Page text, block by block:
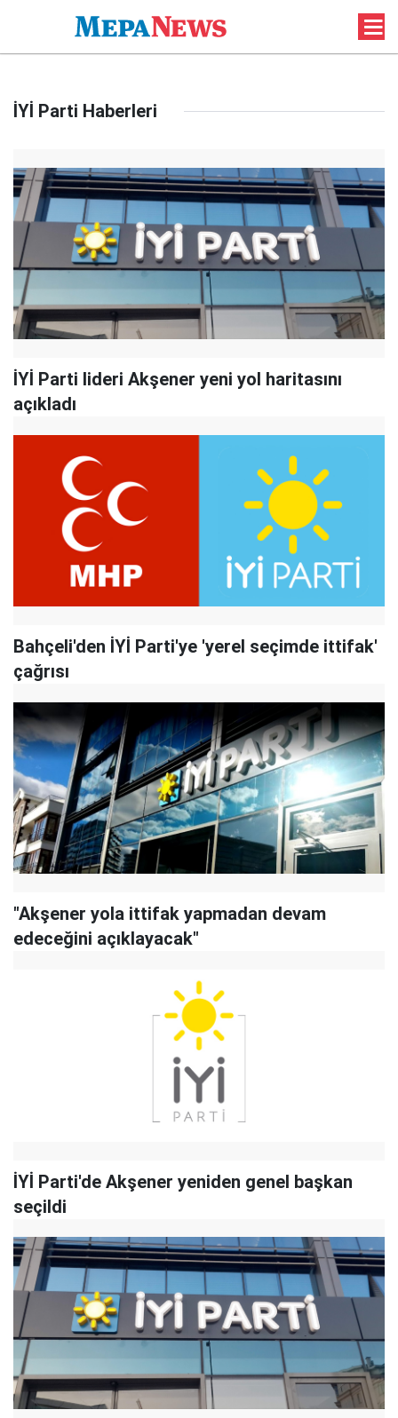
İYİ Parti Haberleri
İYİ Parti lideri Akşener yeni yol haritasını
açıkladı
Bahçeli'den İYİ Parti'ye 'yerel seçimde ittifak'
çağrısı
"Akşener yola ittifak yapmadan devam
edeceğini açıklayacak"
İYİ Parti'de Akşener yeniden genel başkan
seçildi